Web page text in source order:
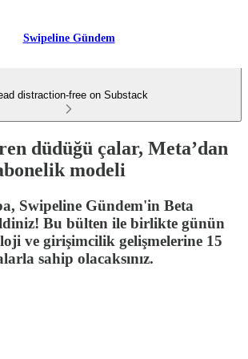
Swipeline Gündem
distraction-free on Substack
düdüğü çalar, Meta’dan
modeli
Swipeline Gündem'in Beta
Bu bülten ile birlikte günün
ve girişimcilik gelişmelerine 15
sahip olacaksınız.